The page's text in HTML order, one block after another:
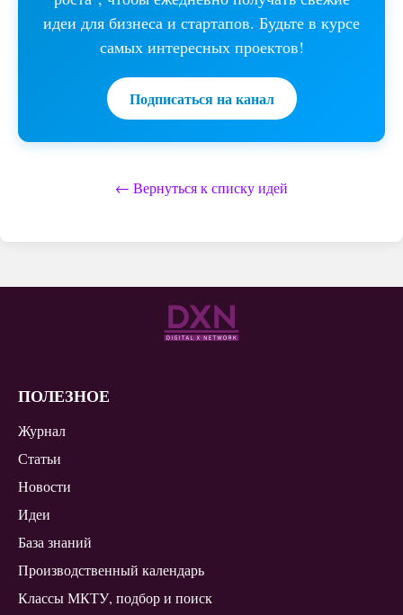
идеи для бизнеса и стартапов. Будьте в курсе
самых интересных проектов!
Подписаться на канал
← Вернуться к списку идей
ПОЛЕЗНОЕ
Журнал
Статьи
Новости
Идеи
База знаний
Производственный календарь
Классы МКТУ, подбор и поиск